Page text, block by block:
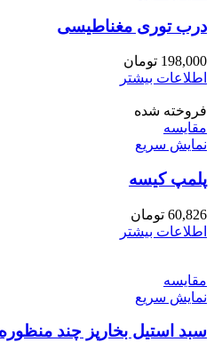
درب توری مغناطیسی
198,000 تومان
اطلاعات بیشتر
فروخته شده
مقايسه
نمایش سریع
پلمپ کیسه
60,826 تومان
اطلاعات بیشتر
مقايسه
نمایش سریع
سبد استیل بخارپز چند